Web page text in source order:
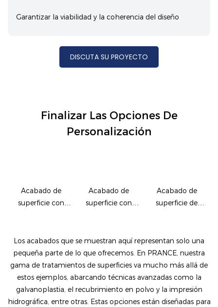
Garantizar la viabilidad y la coherencia del diseño
DISCUTA SU PROYECTO
Finalizar Las Opciones De
Personalización
Acabado de
superficie con
Acabado de
superficie con
Acabado de
superficie de
Los acabados que se muestran aquí representan solo una
pequeña parte de lo que ofrecemos. En PRANCE, nuestra
gama de tratamientos de superficies va mucho más allá de
estos ejemplos, abarcando técnicas avanzadas como la
galvanoplastia, el recubrimiento en polvo y la impresión
hidrográfica, entre otras. Estas opciones están diseñadas para